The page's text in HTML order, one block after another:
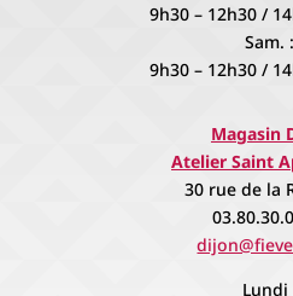
9h30 – 12h30 /
Sam. :
9h30 – 12h30 /
Magasin
Atelier Saint
30 rue de la
Lundi